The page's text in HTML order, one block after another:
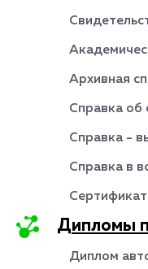
Архивная
Справка об
Справка -
Справка в
Дипломы
Диплом